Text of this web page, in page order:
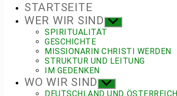
STARTSEITE
WER WIR SIND
Untermenü
anzeigen
SPIRITUALITÄT
GESCHICHTE
MISSIONARIN CHRISTI WERDEN
STRUKTUR UND LEITUNG
IM GEDENKEN
WO WIR SIND Untermenü
anzeigen
DEUTSCHLAND UND ÖSTERREICH